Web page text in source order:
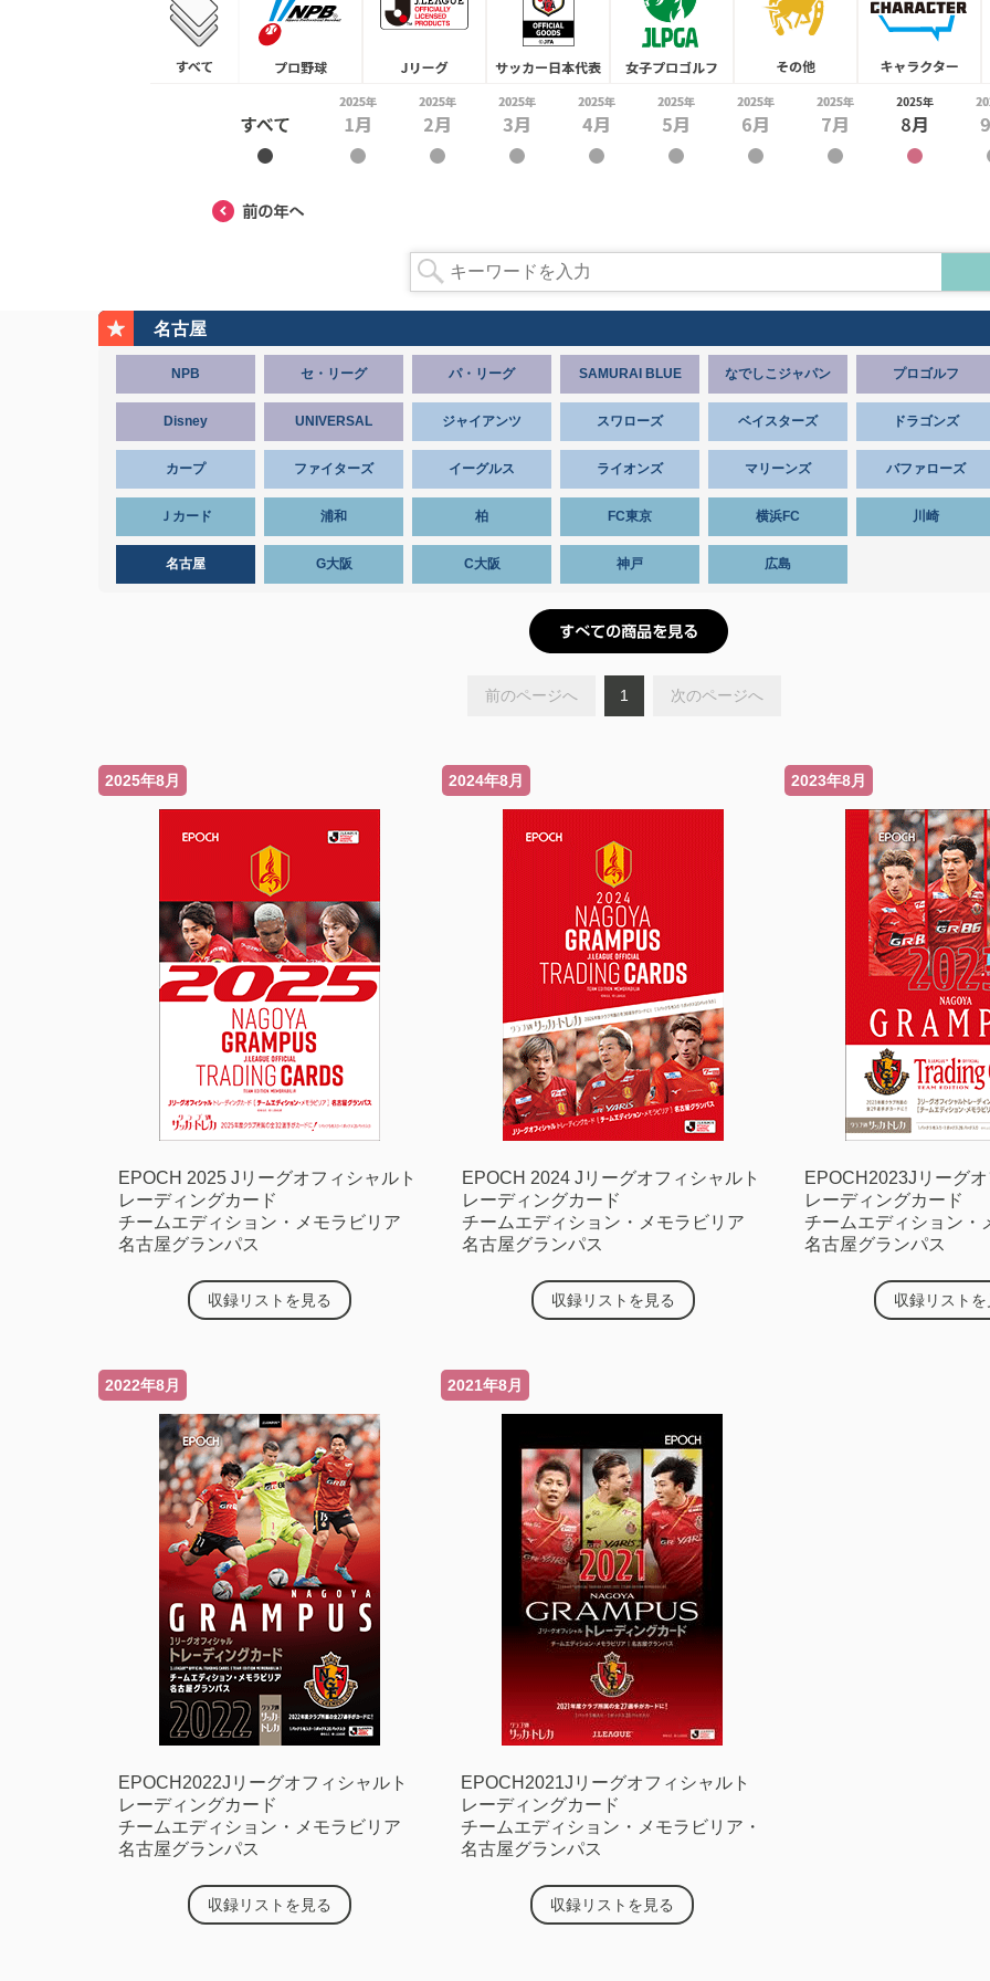
名古屋
NPB セ・リーグ パ・リーグ SAMURAI BLUE なでしこジャパン プロゴルフ
Disney UNIVERSAL ジャイアンツ スワローズ ベイスターズ ドラゴンズ
カープ ファイターズ イーグルス ライオンズ マリーンズ バファローズ
Ｊカード 浦和 柏 FC東京 横浜FC 川崎
名古屋 G大阪 C大阪 神戸 広島
前のページへ 1 次のページへ
2025年8月
EPOCH 2025 Jリーグオフィシャルト
レーディングカード
チームエディション・メモラビリア
名古屋グランパス
収録リストを見る
2024年8月
EPOCH 2024 Jリーグオフィシャルト
レーディングカード
チームエディション・メモラビリア
名古屋グランパス
収録リストを見る
2023年8月
EPOCH2023Jリーグ
レーディングカード
チームエディション・
名古屋グランパス
収録リスト
2022年8月
EPOCH2022Jリーグオフィシャルト
レーディングカード
チームエディション・メモラビリア
名古屋グランパス
収録リストを見る
2021年8月
EPOCH2021Jリーグオフィシャルト
レーディングカード
チームエディション・メモラビリア・
名古屋グランパス
収録リストを見る